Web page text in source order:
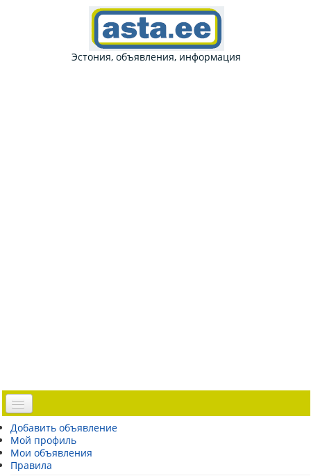
Эстония, объявления, информация
Доска объявлений
Погода Эстонии
Открытки
Добавить объявление
Мой профиль
Мои объявления
Правила